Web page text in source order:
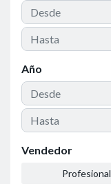
Año
Vendedor
Profesional